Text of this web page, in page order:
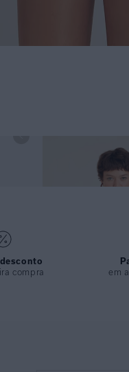
TOP BANDEAU RITA
compra
em